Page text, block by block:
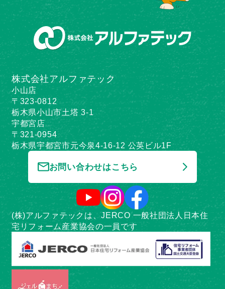
株式会社アルファテック
小山店
〒323-0812
栃木県小山市土塔 3-1
宇都宮店
〒321-0954
栃木県宇都宮市元今泉4-16-12 公英ビル1F
お問い合わせはこちら
(株)アルファテックは、JERCO 一般社団法人日本住
宅リフォーム産業協会の一員です